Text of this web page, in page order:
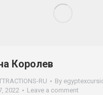
Королев
RU By
2022
Leave a comment